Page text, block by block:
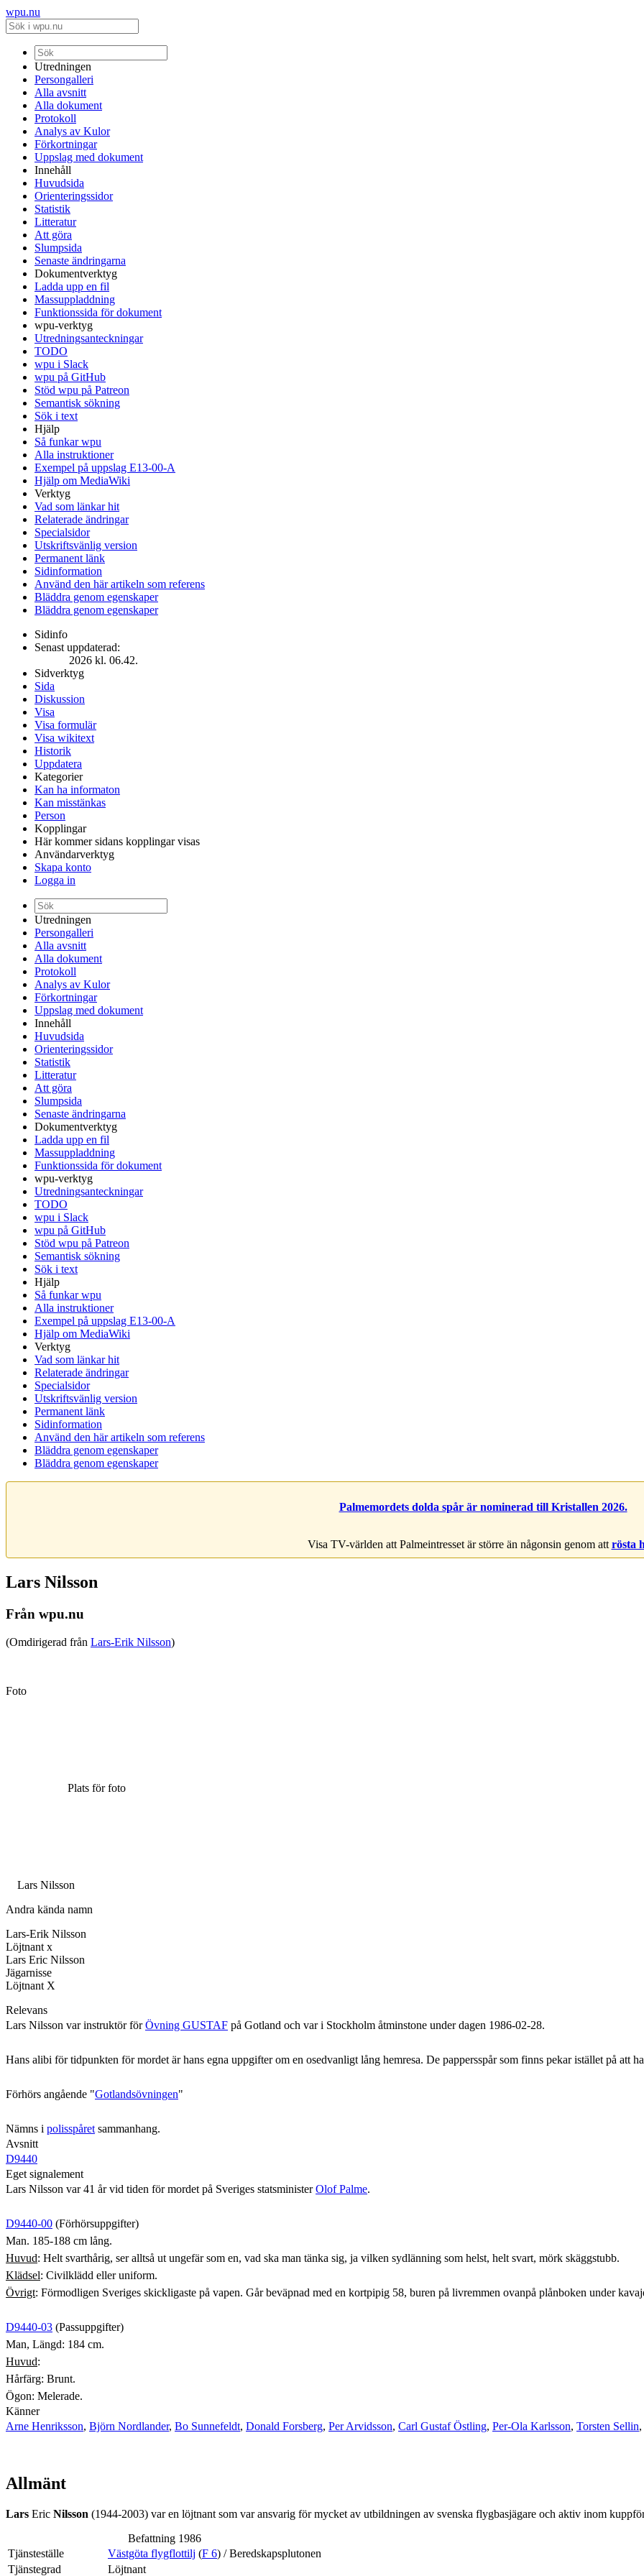
wpu.nu
Utredningen
Persongalleri
Alla avsnitt
Alla dokument
Protokoll
Analys av Kulor
Förkortningar
Uppslag med dokument
Innehåll
Huvudsida
Orienteringssidor
Statistik
Litteratur
Att göra
Slumpsida
Senaste ändringarna
Dokumentverktyg
Ladda upp en fil
Massuppladdning
Funktionssida för dokument
wpu-verktyg
Utredningsanteckningar
TODO
wpu i Slack
wpu på GitHub
Stöd wpu på Patreon
Semantisk sökning
Sök i text
Hjälp
Så funkar wpu
Alla instruktioner
Exempel på uppslag E13-00-A
Hjälp om MediaWiki
Verktyg
Vad som länkar hit
Relaterade ändringar
Specialsidor
Utskriftsvänlig version
Permanent länk
Sidinformation
Använd den här artikeln som referens
Bläddra genom egenskaper
Bläddra genom egenskaper
Sidinfo
Senast uppdaterad:
2026 kl. 06.42.
Sidverktyg
Sida
Diskussion
Visa
Visa formulär
Visa wikitext
Historik
Uppdatera
Kategorier
Kan ha informaton
Kan misstänkas
Person
Kopplingar
Här kommer sidans kopplingar visas
Användarverktyg
Skapa konto
Logga in
Utredningen
Persongalleri
Alla avsnitt
Alla dokument
Protokoll
Analys av Kulor
Förkortningar
Uppslag med dokument
Innehåll
Huvudsida
Orienteringssidor
Statistik
Litteratur
Att göra
Slumpsida
Senaste ändringarna
Dokumentverktyg
Ladda upp en fil
Massuppladdning
Funktionssida för dokument
wpu-verktyg
Utredningsanteckningar
TODO
wpu i Slack
wpu på GitHub
Stöd wpu på Patreon
Semantisk sökning
Sök i text
Hjälp
Så funkar wpu
Alla instruktioner
Exempel på uppslag E13-00-A
Hjälp om MediaWiki
Verktyg
Vad som länkar hit
Relaterade ändringar
Specialsidor
Utskriftsvänlig version
Permanent länk
Sidinformation
Använd den här artikeln som referens
Bläddra genom egenskaper
Bläddra genom egenskaper
Palmemordets dolda spår är nominerad till Kristallen 2026.
Visa TV-världen att Palmeintresset är större än någonsin genom att rösta
Lars Nilsson
Från wpu.nu
(Omdirigerad från Lars-Erik Nilsson)
Foto
Plats för foto
Lars Nilsson
Andra kända namn
Lars-Erik Nilsson
Löjtnant x
Lars Eric Nilsson
Jägarnisse
Löjtnant X
Relevans
Lars Nilsson var instruktör förÖvning GUSTAF på Gotland och var i Stockholm åtminstone under dagen 1986-02-28.
Hans alibi för tidpunkten för mordet är hans egna uppgifter om en osedvanligt lång hemresa. De pappersspår som finns pekar istället på att
Förhörs angående "Gotlandsövningen"
Nämns i polisspåret sammanhang.
Avsnitt
D9440
Eget signalement
Lars Nilsson var 41 år vid tiden för mordet på Sveriges statsministerOlof Palme.
D9440-00 (Förhörsuppgifter)
Man. 185-188 cm lång.
Huvud: Helt svarthårig, ser alltså ut ungefär som en, vad ska man tänka sig, ja vilken sydlänning som helst, helt svart, mörk skäggstubb.
Klädsel: Civilklädd eller uniform.
Övrigt: Förmodligen Sveriges skickligaste på vapen. Går beväpnad med en kortpipig 58, buren på livremmen ovanpå plånboken under
D9440-03 (Passuppgifter)
Man, Längd: 184 cm.
Huvud:
Hårfärg: Brunt.
Ögon: Melerade.
Känner
Arne Henriksson, Björn Nordlander, Bo Sunnefeldt, Donald Forsberg, Per Arvidsson, Carl Gustaf Östling, Per-Ola Karlsson, Torsten Sellin,
Allmänt
Lars Eric Nilsson (1944-2003) var en löjtnant som var ansvarig för mycket av utbildningen av svenska flygbasjägare och aktiv inom
Befattning 1986
Tjänsteställe
Västgöta flygflottilj (F 6) / Beredskapsplutonen
Tjänstegrad
Löjtnant